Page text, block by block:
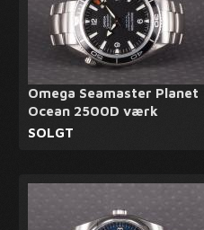
Omega Seamaster Planet
Ocean 2500D værk
SOLGT